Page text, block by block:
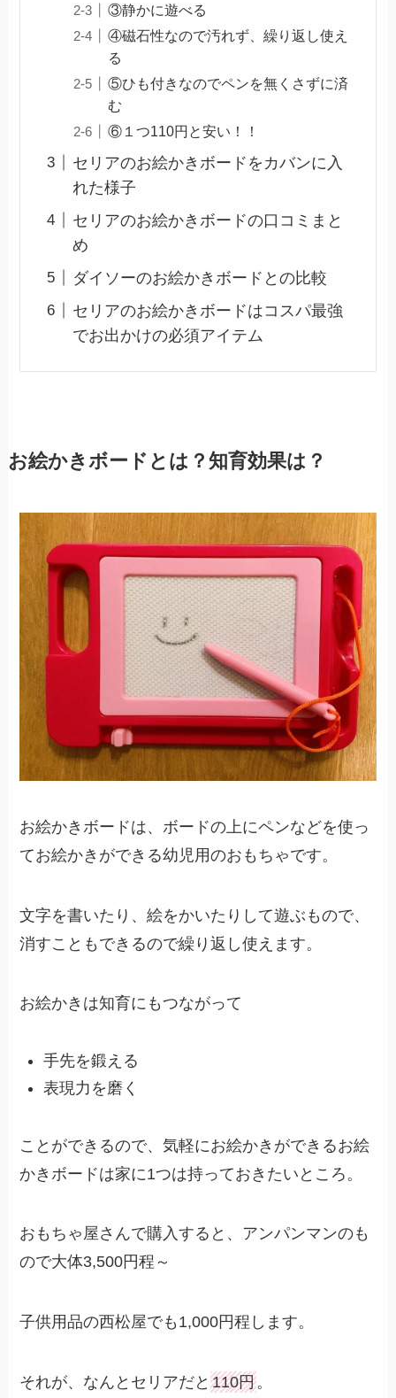
③静かに遊べる
④磁石性なので汚れず、繰り返し使え
る
⑤ひも付きなのでペンを無くさずに済
む
⑥１つ110円と安い！！
セリアのお絵かきボードをカバンに入
れた様子
セリアのお絵かきボードの口コミまと
め
ダイソーのお絵かきボードとの比較
セリアのお絵かきボードはコスパ最強
でお出かけの必須アイテム
お絵かきボードとは？知育効果は？
お絵かきボードは、ボードの上にペンなどを使っ
てお絵かきができる幼児用のおもちゃです。
文字を書いたり、絵をかいたりして遊ぶもので、
消すこともできるので繰り返し使えます。
お絵かきは知育にもつながって
手先を鍛える
表現力を磨く
ことができるので、気軽にお絵かきができるお絵
かきボードは家に1つは持っておきたいところ。
おもちゃ屋さんで購入すると、アンパンマンのも
ので大体3,500円程～
子供用品の西松屋でも1,000円程します。
それが、なんとセリアだと110円。